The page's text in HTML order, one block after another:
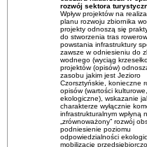
rozwój sektora
Wpływ projektów na
planu rozwoju zbiornika
projekty odnoszą się
do stworzenia tras
powstania infrastruktury
zawsze w odniesieniu do
wodnego (wyciąg
projektów (opisów)
zasobu jakim jest Jezioro
Czorsztyńskie, konieczne
opisów (wartości kulturowe,
ekologiczne), wskazanie
charakterze wyłącznie
infrastrukturalnym wpłyną
„zrównoważony” rozwój
podniesienie poziomu
odpowiedzialności
mobilizację